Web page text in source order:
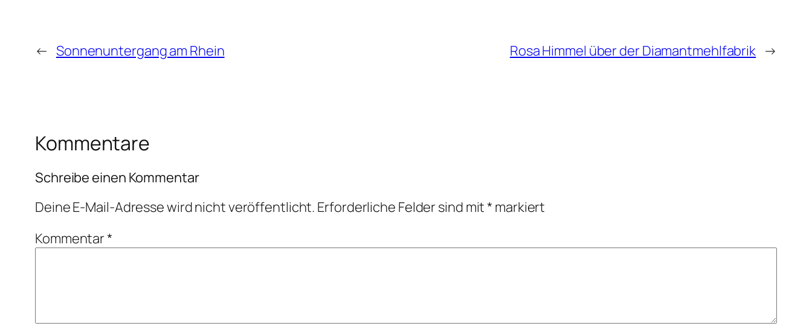
← Sonnenuntergang am Rhein Rosa Himmel über der Diamantmehlfabrik →
Kommentare
Schreibe einen Kommentar
Deine E-Mail-Adresse wird nicht veröffentlicht. Erforderliche Felder sind mit* markiert
Kommentar*